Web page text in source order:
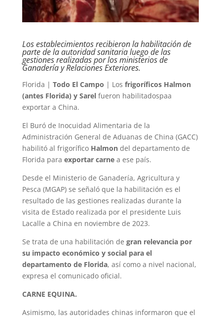
Los establecimientos recibieron la habilitación de
parte de la autoridad sanitaria luego de las
gestiones realizadas por los ministerios de
Ganadería y Relaciones Exteriores.
Florida | Todo El Campo | Los frigoríficos Halmon
(antes Florida) y Sarelfueron habilitadospaa
exportar a China.
El Buró de Inocuidad Alimentaria de la
Administración General de Aduanas de China (GACC)
habilitó al frigorífico Halmondel departamento de
Florida para exportar carnea ese país.
Desde el Ministerio de Ganadería, Agricultura y
Pesca (MGAP) se señaló que la habilitación es el
resultado de las gestiones realizadas durante la
visita de Estado realizada por el presidente Luis
Lacalle a China en noviembre de 2023.
Se trata de una habilitación de gran relevancia por
su impacto económico y social para el
departamento de Florida, así como a nivel nacional,
expresa el comunicado oficial.
CARNE EQUINA.
Asimismo, las autoridades chinas informaron que el